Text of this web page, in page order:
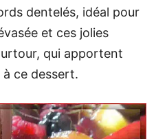
dentelés, idéal pour
et ces jolies
qui apportent
ce dessert.